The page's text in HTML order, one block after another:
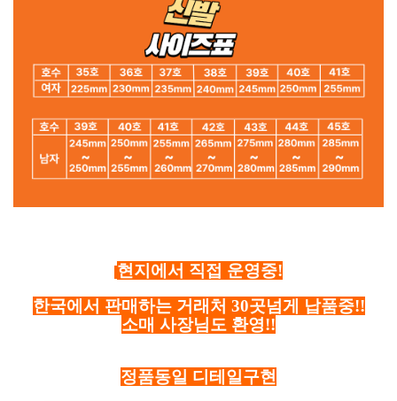
현지에서 직접 운영중!
한국에서 판매하는 거래처 30곳넘게 납품중!!
소매 사장님도 환영!!
정품동일 디테일구현